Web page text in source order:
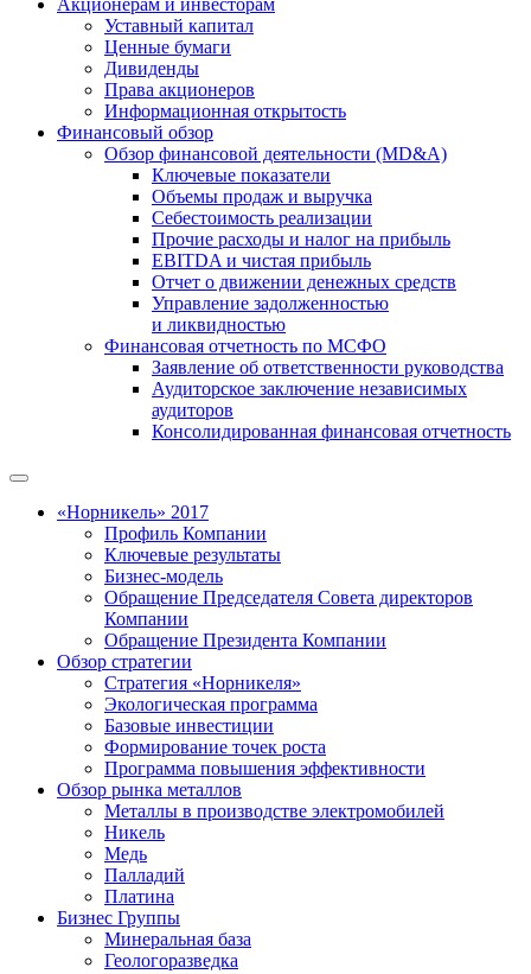
Акционерам и инвесторам
Уставный капитал
Ценные бумаги
Дивиденды
Права акционеров
Информационная открытость
Финансовый обзор
Обзор финансовой деятельности (MD&A)
Ключевые показатели
Объемы продаж и выручка
Себестоимость реализации
Прочие расходы и налог на прибыль
EBITDA и чистая прибыль
Отчет о движении денежных средств
Управление задолженностью
и ликвидностью
Финансовая отчетность по МСФО
Заявление об ответственности руководства
Аудиторское заключение независимых
аудиторов
Консолидированная финансовая отчетность
«Норникель» 2017
Профиль Компании
Ключевые результаты
Бизнес-модель
Обращение Председателя Совета директоров
Компании
Обращение Президента Компании
Обзор стратегии
Стратегия «Норникеля»
Экологическая программа
Базовые инвестиции
Формирование точек роста
Программа повышения эффективности
Обзор рынка металлов
Металлы в производстве электромобилей
Никель
Медь
Палладий
Платина
Бизнес Группы
Минеральная база
Геологоразведка